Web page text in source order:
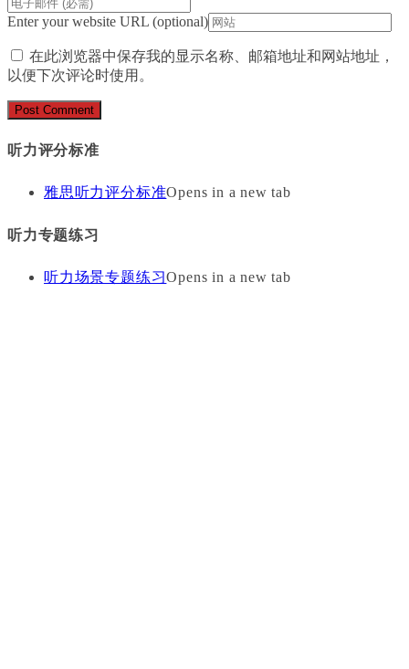
Enter your website URL (optional)
在此浏览器中保存我的显示名称、邮箱地址和网站地址，
以便下次评论时使用。
听力评分标准
雅思听力评分标准Opens in a new tab
听力专题练习
听力场景专题练习Opens in a new tab